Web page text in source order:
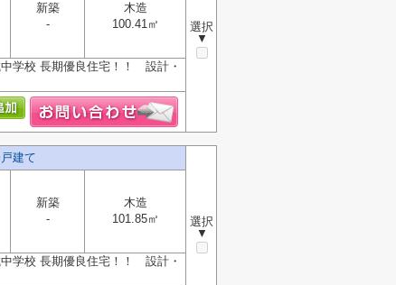
選択
▼
新築
-
木造
100.41㎡
学校 長期優良住宅！！ 設計・
建て
選択
▼
新築
-
木造
101.85㎡
学校 長期優良住宅！！ 設計・